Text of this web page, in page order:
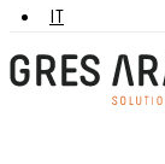
IT